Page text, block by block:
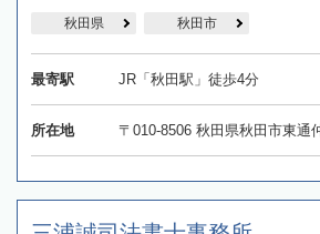
秋田県 秋田市
最寄駅 JR「秋田駅」徒歩4分
所在地 〒010-8506 秋田県秋田市東通